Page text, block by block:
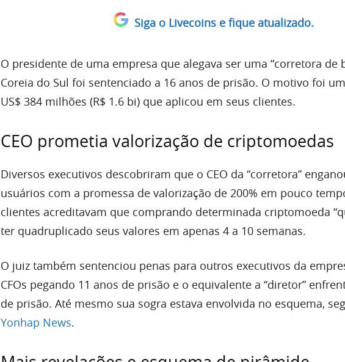
Siga o Livecoins e fique atualizado.
O presidente de uma empresa que alegava ser uma “corretora de
Coreia do Sul foi sentenciado a 16 anos de prisão. O motivo foi
US$ 384 milhões (R$ 1.6 bi) que aplicou em seus clientes.
CEO prometia valorização de criptomoedas
Diversos executivos descobriram que o CEO da “corretora”
usuários com a promessa de valorização de 200% em pouco
clientes acreditavam que comprando determinada criptomoeda
ter quadruplicado seus valores em apenas 4 a 10 semanas.
O juiz também sentenciou penas para outros executivos da
CFOs pegando 11 anos de prisão e o equivalente a “diretor”
de prisão. Até mesmo sua sogra estava envolvida no esquema,
Yonhap News.